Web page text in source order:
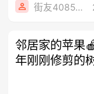
街友40858442
邻居家的苹果
年刚刚修剪的